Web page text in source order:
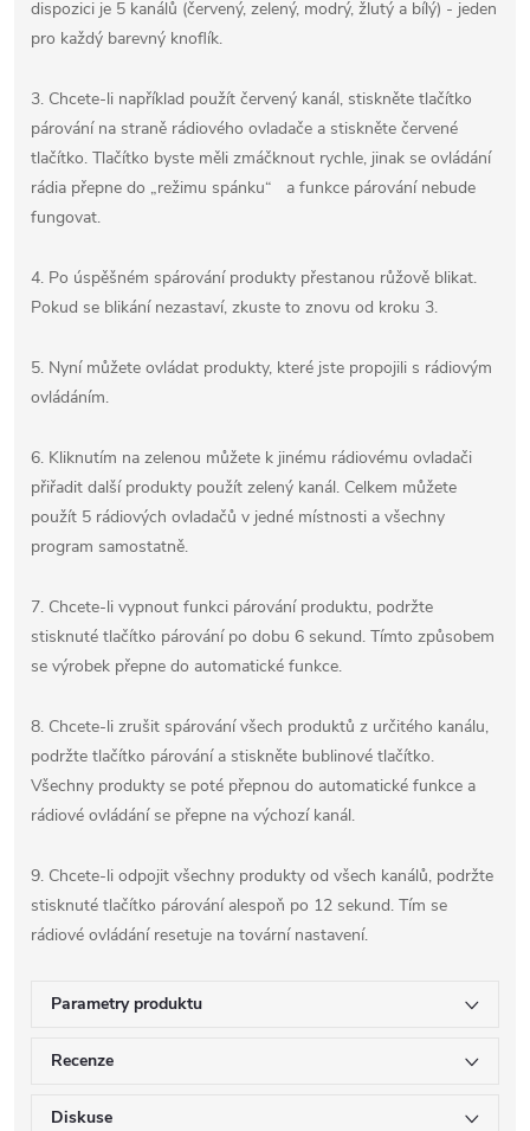
dispozici je 5 kanálů (červený, zelený, modrý, žlutý a bílý) - jeden
pro každý barevný knoflík.
3. Chcete-li například použít červený kanál, stiskněte tlačítko
párování na straně rádiového ovladače a stiskněte červené
tlačítko. Tlačítko byste měli zmáčknout rychle, jinak se ovládání
rádia přepne do „režimu spánku“ a funkce párování nebude
fungovat.
4. Po úspěšném spárování produkty přestanou růžově blikat.
Pokud se blikání nezastaví, zkuste to znovu od kroku 3.
5. Nyní můžete ovládat produkty, které jste propojili s rádiovým
ovládáním.
6. Kliknutím na zelenou můžete k jinému rádiovému ovladači
přiřadit další produkty použít zelený kanál. Celkem můžete
použít 5 rádiových ovladačů v jedné místnosti a všechny
program samostatně.
7. Chcete-li vypnout funkci párování produktu, podržte
stisknuté tlačítko párování po dobu 6 sekund. Tímto způsobem
se výrobek přepne do automatické funkce.
8. Chcete-li zrušit spárování všech produktů z určitého kanálu,
podržte tlačítko párování a stiskněte bublinové tlačítko.
Všechny produkty se poté přepnou do automatické funkce a
rádiové ovládání se přepne na výchozí kanál.
9. Chcete-li odpojit všechny produkty od všech kanálů, podržte
stisknuté tlačítko párování alespoň po 12 sekund. Tím se
rádiové ovládání resetuje na tovární nastavení.
Parametry produktu
Recenze
Diskuse